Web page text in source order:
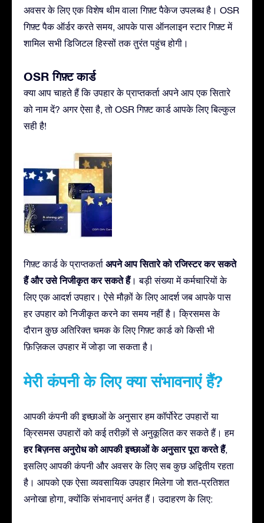
अवसर के लिए एक विशेष थीम वाला गिफ़्ट पैकेज उपलब्ध है। OSR
गिफ़्ट पैक ऑर्डर करते समय, आपके पास ऑनलाइन स्टार गिफ़्ट में
शामिल सभी डिजिटल हिस्सों तक तुरंत पहुंच होगी।
OSR गिफ़्ट कार्ड
क्या आप चाहते हैं कि उपहार के प्राप्तकर्ता अपने आप एक सितारे
को नाम दें? अगर ऐसा है, तो OSR गिफ़्ट कार्ड आपके लिए बिल्कुल
सही है!
गिफ़्ट कार्ड के प्राप्तकर्ता अपने आप सितारे को रजिस्टर कर सकते
हैं और उसे निजीकृत कर सकते हैं। बड़ी संख्या में कर्मचारियों के
लिए एक आदर्श उपहार। ऐसे मौक़ों के लिए आदर्श जब आपके पास
हर उपहार को निजीकृत करने का समय नहीं है। क्रिसमस के
दौरान कुछ अतिरिक्त चमक के लिए गिफ़्ट कार्ड को किसी भी
फ़िज़िकल उपहार में जोड़ा जा सकता है।
मेरी कंपनी के लिए क्या संभावनाएं हैं?
आपकी कंपनी की इच्छाओं के अनुसार हम कॉर्पोरेट उपहारों या
क्रिसमस उपहारों को कई तरीक़ों से अनुकूलित कर सकते हैं। हम
हर बिज़नस अनुरोध को आपकी इच्छाओं के अनुसार पूरा करते हैं,
इसलिए आपकी कंपनी और अवसर के लिए सब कुछ अद्वितीय रहता
है। आपको एक ऐसा व्यवसायिक उपहार मिलेगा जो शत-प्रतिशत
अनोखा होगा, क्योंकि संभावनाएं अनंत हैं। उदाहरण के लिए: